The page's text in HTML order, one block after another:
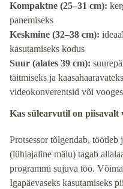
Kompaktne (25–31 cm):
panemiseks
Keskmine (32–38 cm):
kasutamiseks kodus
Suur (alates 39 cm):
täitmiseks ja
videokonverentsid või
Kas sülearvutil on piisavalt
Protsessor tõlgendab,
(lühiajaline mälu) tagab
programmi sujuva töö.
Igapäevaseks kasutamiseks